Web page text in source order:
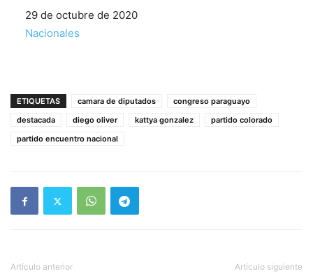
Fecha
29 de octubre de 2020
Respecto a
Nacionales
ETIQUETAS camara de diputados
congreso paraguayo
destacada
diego oliver kattya gonzalez
partido colorado
partido encuentro nacional
Artículo anterior Artículo siguiente